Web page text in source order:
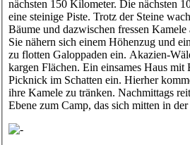
nächsten 150 Kilometer. Die nächsten
eine steinige Piste. Trotz der Steine
Bäume und dazwischen fressen
Sie nähern sich einem Höhenzug und
zu flotten Galoppaden ein. Akazien-
kargen Flächen. Ein einsames Haus mit
Picknick im Schatten ein. Hierher
ihre Kamele zu tränken. Nachmittags
Ebene zum Camp, das sich mitten in